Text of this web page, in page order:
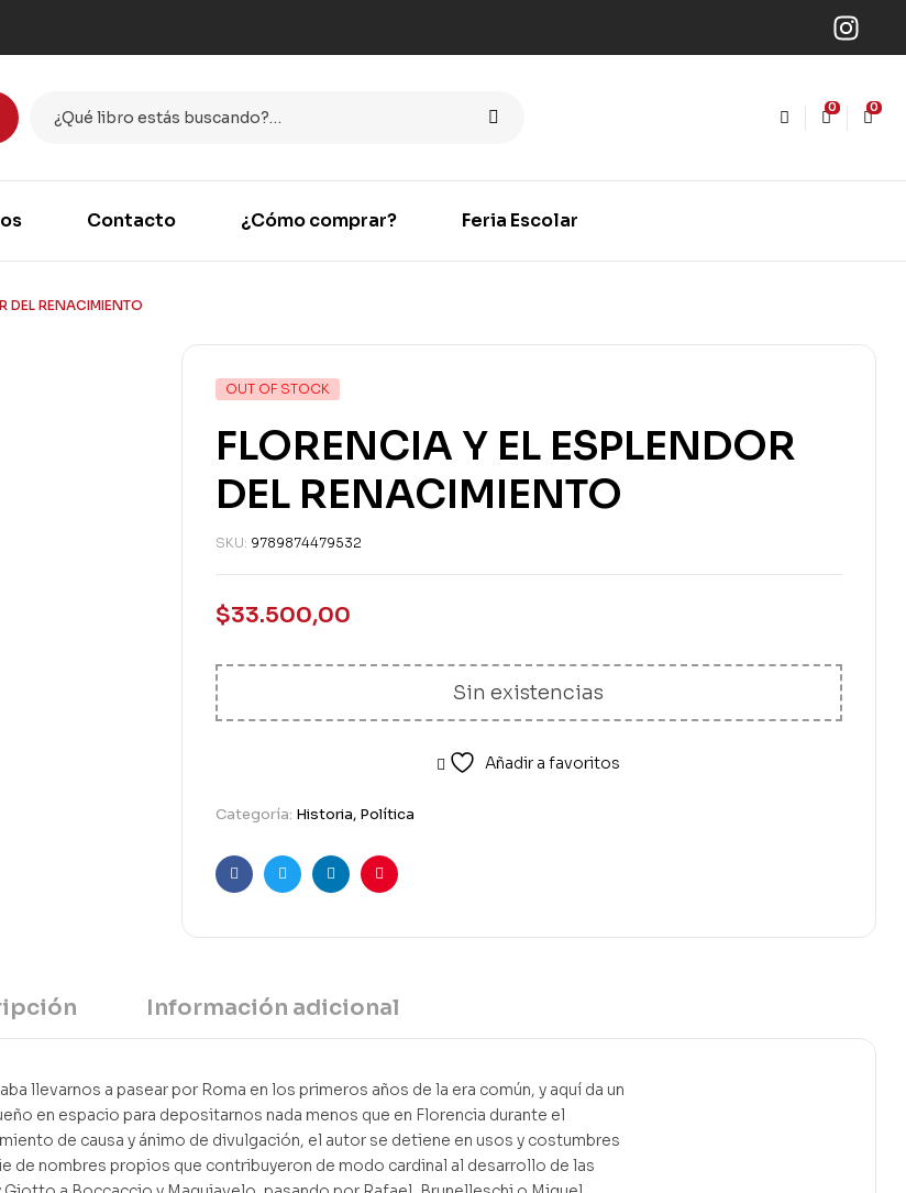
0 0
Contacto ¿Cómo comprar? Feria Escolar
DEL RENACIMIENTO
OUT OF STOCK
FLORENCIA Y EL ESPLENDOR
DEL RENACIMIENTO
SKU: 9789874479532
$33.500,00
Sin existencias
Añadir a favoritos
Categoría: Historia, Política
FacebookTwitterLinkedinPinterest
Información adicional
llevarnos a pasear por Roma en los primeros años de la era común, y aquí da un
en espacio para depositarnos nada menos que en Florencia durante el
de causa y ánimo de divulgación, el autor se detiene en usos y costumbres
de nombres propios que contribuyeron de modo cardinal al desarrollo de las